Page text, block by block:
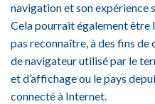
navigation et son expérience
Cela pourrait également être
pas reconnaître, à des fins
de navigateur utilisé par le
et d’affichage ou le pays
connecté à Internet.